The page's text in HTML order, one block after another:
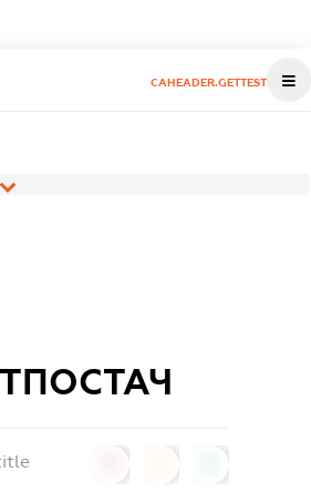
CAHEADER.GETTEST